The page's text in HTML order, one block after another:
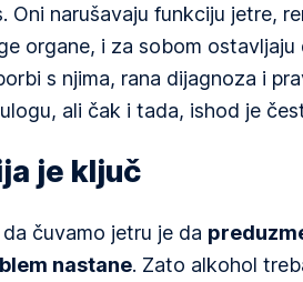
Oni narušavaju funkciju jetre,
organe, i za sobom
s njima, rana dijagnoza i
ali čak i tada, ishod je
je ključ
čuvamo jetru je da
nastane. Zato alkohol